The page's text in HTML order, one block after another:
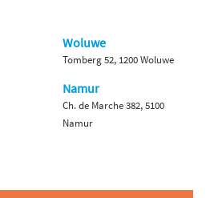
Woluwe
Tomberg 52, 1200 Woluwe
Namur
Ch. de Marche 382, 5100
Namur